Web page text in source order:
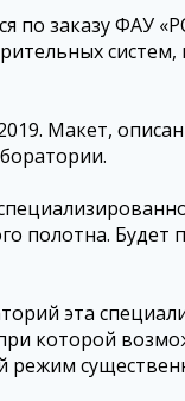
по заказу ФАУ
Макет,
полотна. Будет
эта
которой
режим